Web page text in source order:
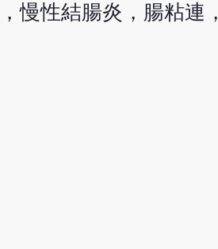
慢性結腸炎，腸粘連，